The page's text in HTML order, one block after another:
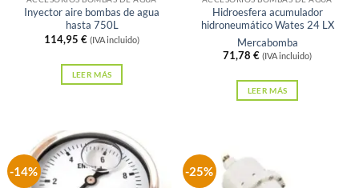
Inyector aire bombas de agua
hasta 750L
114,95 € (IVA incluido)
LEER MÁS
Hidroesfera acumulador
hidroneumático Wates 24 LX
Mercabomba
71,78 € (IVA incluido)
LEER MÁS
-14% -25%